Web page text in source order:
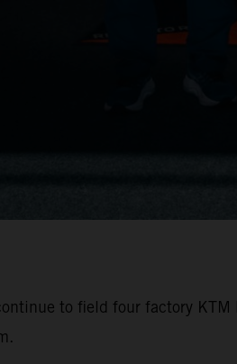
to field four factory KTM